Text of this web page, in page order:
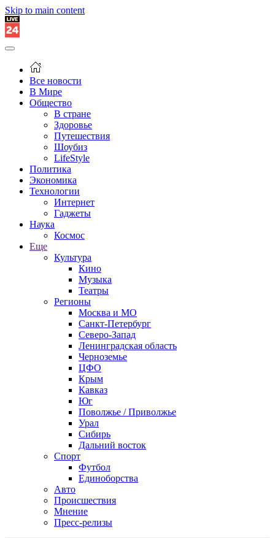
Skip to main content
Все новости
В Мире
Общество
В стране
Здоровье
Путешествия
Шоубиз
LifeStyle
Политика
Экономика
Технологии
Интернет
Гаджеты
Наука
Космос
Еще
Культура
Кино
Музыка
Театры
Регионы
Москва и МО
Санкт-Петербург
Северо-Запад
Ленинградская область
Черноземье
ЦФО
Крым
Кавказ
Юг
Поволжье / Приволжье
Урал
Сибирь
Дальний восток
Спорт
Футбол
Единоборства
Авто
Происшествия
Мнение
Пресс-релизы